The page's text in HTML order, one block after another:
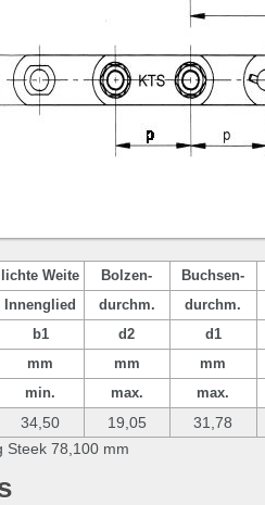
lichte Weite Bolzen-
Buchsen-
Innenglied durchm.
durchm.
b1 d2
d1
mm mm
mm
min. max. max.
34,50 19,05
31,78
Steek 78,100 mm